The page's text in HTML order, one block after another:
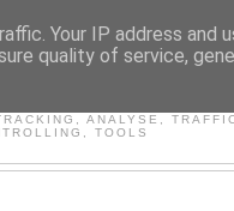
INSIDE
ANALYSE,
TOOLS
Your IP address and
quality of service,